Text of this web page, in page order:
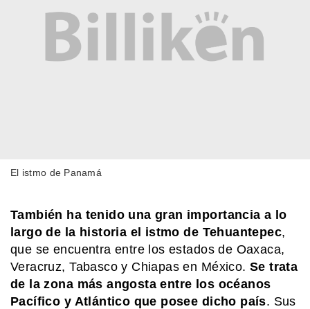
El istmo de Panamá
También ha tenido una gran importancia a lo
largo de la historia el istmo de Tehuantepec,
que se encuentra entre los estados de Oaxaca,
Veracruz, Tabasco y Chiapas en México. Se trata
de la zona más angosta entre los océanos
Pacífico y Atlántico que posee dicho país. Sus
EL MUNDO
Estrecho de Malaca: el angosto paso
marítimo que conecta al mundo
EL MUNDO
¿Cómo se marca una frontera en
medio del océano?